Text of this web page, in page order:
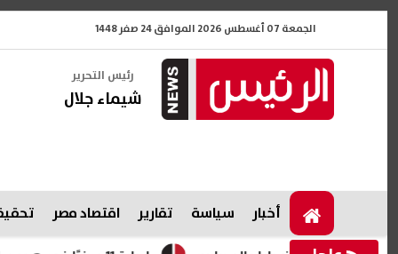
الجمعة 07 أغسطس 2026 الموافق 24 صفر 1448
رئيس التحرير
شيماء جلال
أخبار سياسة تقارير اقتصاد مصر